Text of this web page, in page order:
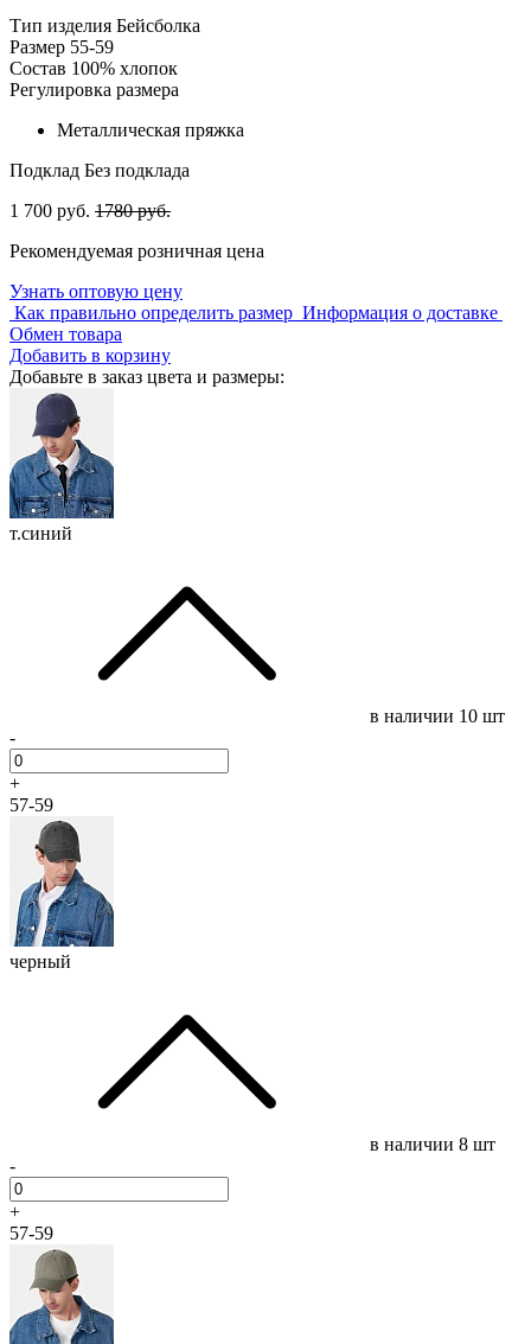
Тип изделия Бейсболка
Размер 55-59
Состав 100% хлопок
Регулировка размера
Металлическая пряжка
Подклад Без подклада
1 700 руб. 1780 руб.
Рекомендуемая розничная цена
Узнать оптовую цену
Как правильно определить размер Информация о доставке
Обмен товара
Добавить в корзину
Добавьте в заказ цвета и размеры:
т.синий
в наличии 10 шт
-
+
57-59
черный
в наличии 8 шт
-
+
57-59